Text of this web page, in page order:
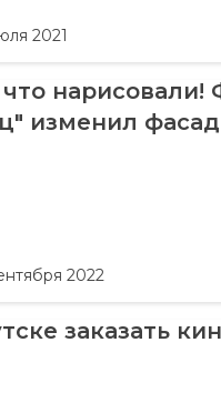
2021
нарисовали!
изменил
2022
заказать